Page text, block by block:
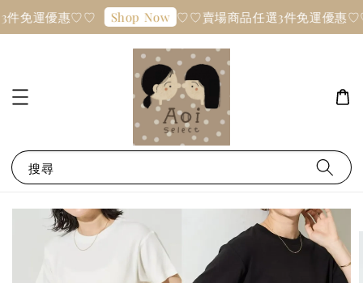
免運優惠♡♡ Shop Now ♡♡賣場商品任選3件免運優惠
搜尋